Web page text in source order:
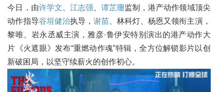
今日，由许学文、 江志强、 谭芷珊监制，港产动作领域顶尖
动作指导谷垣健治执导， 谢苗、林科灯、杨恩又领衔主演，
黎唯、岩永丞威主演，雅彦·鲁伊安特别演出的港产动作大
片《火遮眼》发布“重燃动作魂”特辑，全方位解锁影片以创
新破困局，以坚守续薪火的创作初心。